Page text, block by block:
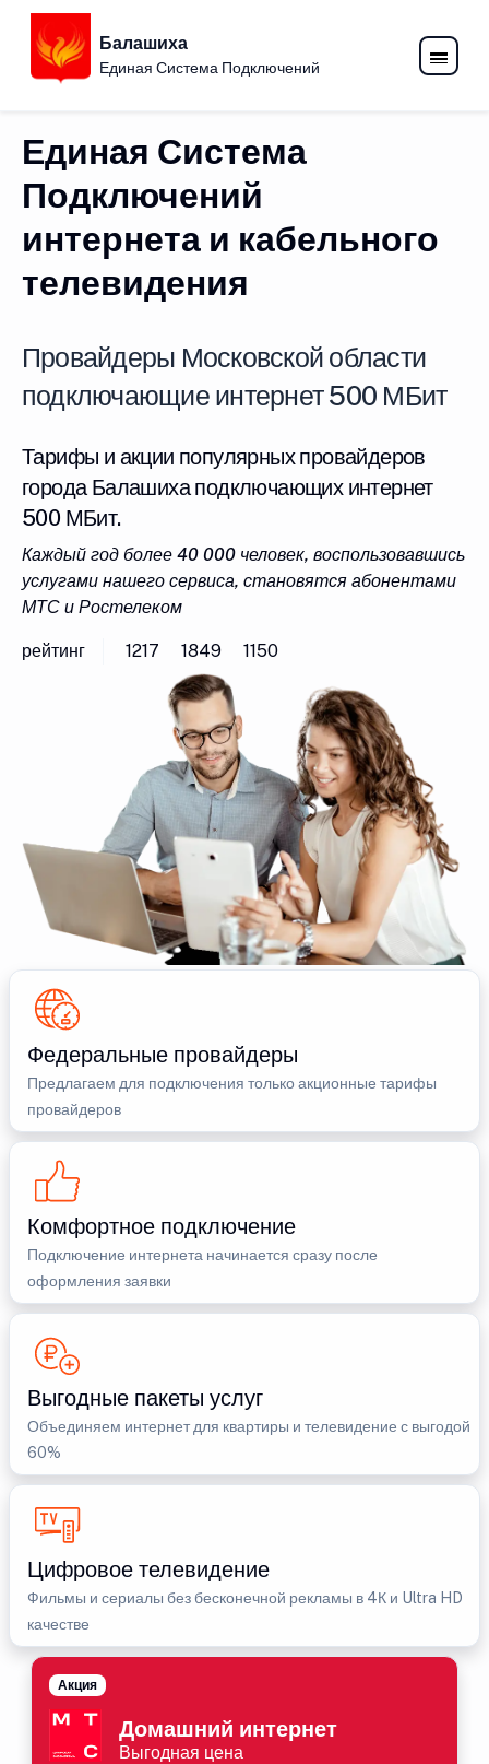
Балашиха
Единая Система Подключений
Единая Система
Подключений
интернета и кабельного
телевидения
Провайдеры Московской области
подключающие интернет 500 МБит
Тарифы и акции популярных провайдеров
города Балашиха подключающих интернет
500 МБит.
Каждый год более 40 000 человек, воспользовавшись
услугами нашего сервиса, становятся абонентами
МТС и Ростелеком
рейтинг 1217 1849 1150
Федеральные провайдеры
Предлагаем для подключения только акционные тарифы
провайдеров
Комфортное подключение
Подключение интернета начинается сразу после
оформления заявки
Выгодные пакеты услуг
Объединяем интернет для квартиры и телевидение с выгодой
60%
Цифровое телевидение
Фильмы и сериалы без бесконечной рекламы в 4К и Ultra HD
качестве
Домашний интернет
Выгодная цена
Акция